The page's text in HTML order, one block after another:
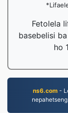
Fetolela
basebelisi
ho
ns6.com -